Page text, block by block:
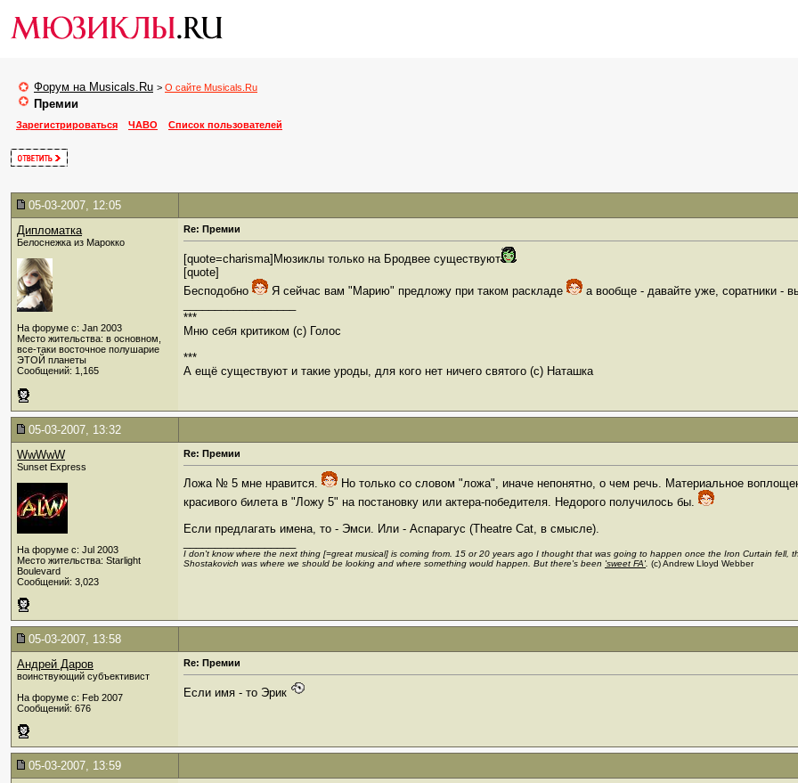
Форум на Musicals.Ru > О сайте Musicals.Ru
Премии
Зарегистрироваться
ЧАВО Список пользователей
05-03-2007, 12:05
Дипломатка
Белоснежка из Марокко
На форуме с: Jan 2003
Место жительства: в основном,
все-таки восточное полушарие
ЭТОЙ планеты
Сообщений: 1,165
Re: Премии
[quote=charisma]Мюзиклы только на Бродвее существуют
[quote]
Бесподобно
Я сейчас вам "Марию" предложу при таком раскладе
а вообще - давайте уже, соратники -
***
Мню себя критиком (c) Голос
***
А ещё существуют и такие уроды, для кого нет ничего святого (с) Наташка
05-03-2007, 13:32
WwWwW
Sunset Express
На форуме с: Jul 2003
Место жительства: Starlight
Boulevard
Сообщений: 3,023
Re: Премии
Ложа № 5 мне нравится.
Но только со словом "ложа", иначе непонятно, о чем речь. Материальное
красивого билета в "Ложу 5" на постановку или актера-победителя. Недорого получилось бы.
Если предлагать имена, то - Эмси. Или - Аспарагус (Theatre Cat, в смысле).
I don't know where the next thing [=great musical] is coming from. 15 or 20 years ago I thought that was going to happen once the Iron Curtain fell,
Shostakovich was where we should be looking and where something would happen. But there's been 'sweet FA'. (c) Andrew Lloyd Webber
05-03-2007, 13:58
Андрей Даров
воинствующий субъективист
На форуме с: Feb 2007
Сообщений: 676
Re: Премии
Если имя - то Эрик
05-03-2007, 13:59